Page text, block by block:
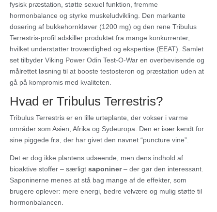
fysisk præstation, støtte sexuel funktion, fremme
hormonbalance og styrke muskeludvikling. Den markante
dosering af bukkehornkløver (1200 mg) og den rene Tribulus
Terrestris-profil adskiller produktet fra mange konkurrenter,
hvilket understøtter troværdighed og ekspertise (EEAT). Samlet
set tilbyder Viking Power Odin Test-O-War en overbevisende og
målrettet løsning til at booste testosteron og præstation uden at
gå på kompromis med kvaliteten.
Hvad er Tribulus Terrestris?
Tribulus Terrestris er en lille urteplante, der vokser i varme
områder som Asien, Afrika og Sydeuropa. Den er især kendt for
sine piggede frø, der har givet den navnet “puncture vine”.
Det er dog ikke plantens udseende, men dens indhold af
bioaktive stoffer – særligt saponiner– der gør den interessant.
Saponinerne menes at stå bag mange af de effekter, som
brugere oplever: mere energi, bedre velvære og mulig støtte til
hormonbalancen.